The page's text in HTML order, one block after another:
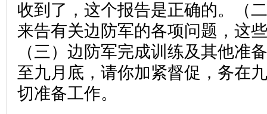
收到了，这个报告是正确的。（
来告有关边防军的各项问题，这
（三）边防军完成训练及其他准
至九月底，请你加紧督促，务在
切准备工作。